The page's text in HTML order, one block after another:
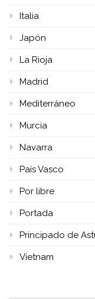
Italia
Japón
La Rioja
Madrid
Mediterráneo
Murcia
Navarra
País Vasco
Por libre
Portada
Principado de
Vietnam